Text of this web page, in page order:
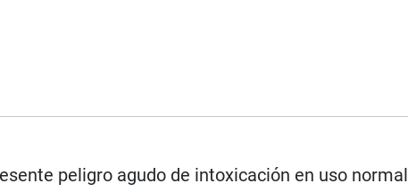
peligro agudo de intoxicación en uso normal